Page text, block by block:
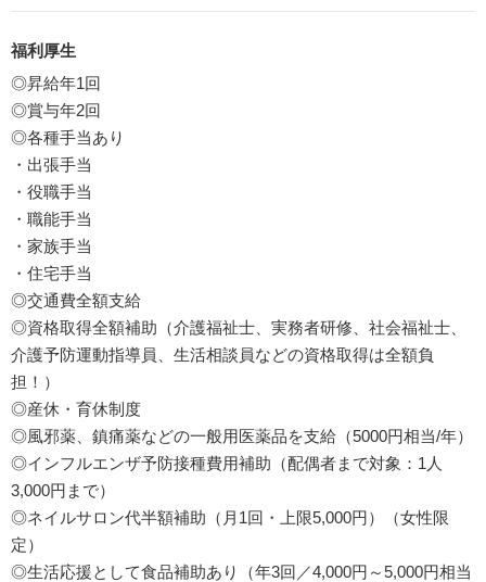
福利厚生
◎昇給年1回
◎賞与年2回
◎各種手当あり
・出張手当
・役職手当
・職能手当
・家族手当
・住宅手当
◎交通費全額支給
◎資格取得全額補助（介護福祉士、実務者研修、社会福祉士、
介護予防運動指導員、生活相談員などの資格取得は全額負
担！）
◎産休・育休制度
◎風邪薬、鎮痛薬などの一般用医薬品を支給（5000円相当/年）
◎インフルエンザ予防接種費用補助（配偶者まで対象：1人
3,000円まで）
◎ネイルサロン代半額補助（月1回・上限5,000円）（女性限
定）
◎生活応援として食品補助あり（年3回／4,000円～5,000円相当